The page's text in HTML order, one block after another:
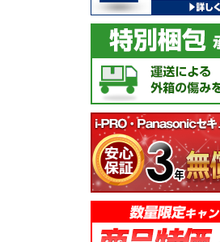
Panasonic i-PRO
2MP(1080p) 屋内 小
型 AIカメラ スピーカ
S71301-F2L (送料無
（税別）
即納可能！
パナソニック
Panasonic i-PRO カ
メラ吊り下げ金具
WV-QSR501-WUX
(送料無料)
6,000円（税別）